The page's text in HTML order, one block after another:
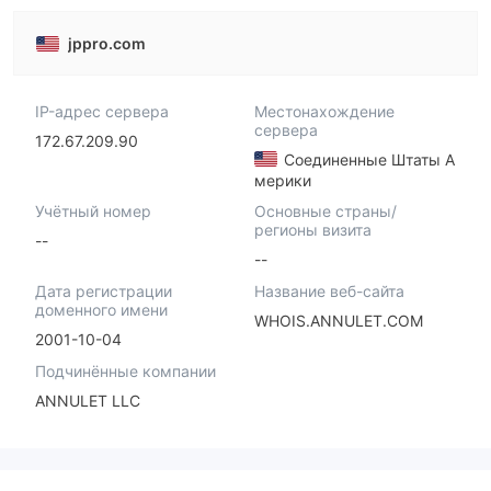
jppro.com
IP-адрес сервера
172.67.209.90
Местонахождение
сервера
Соединенные Штаты А
мерики
Учётный номер
--
Основные страны/
регионы визита
--
Дата регистрации
доменного имени
2001-10-04
Название веб-сайта
WHOIS.ANNULET.COM
Подчинённые компании
ANNULET LLC